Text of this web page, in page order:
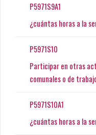
P5971S9A1
¿cuántas horas a la
P5971S10
Participar en otras
comunales o de
P5971S10A1
¿cuántas horas a la